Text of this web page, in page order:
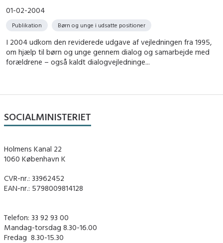
01-02-2004
Publikation Børn og unge i udsatte positioner
I 2004 udkom den reviderede udgave af vejledningen fra 1995,
om hjælp til børn og unge gennem dialog og samarbejde med
forældrene – også kaldt dialogvejledninge...
SOCIALMINISTERIET
Holmens Kanal 22
1060 København K
CVR-nr.: 33962452
EAN-nr.: 5798009814128
Telefon: 33 92 93 00
Mandag-torsdag 8.30-16.00
Fredag ​ 8.30-15.30